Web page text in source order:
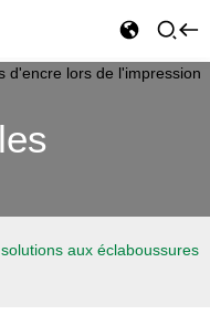
aux éclaboussures